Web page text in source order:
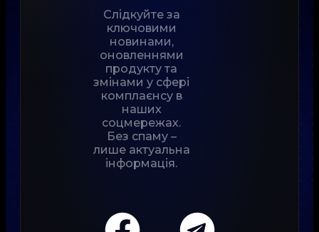
Слідкуйте за
ключовими
новинами,
оновленнями
продукту та
змінами у сфері
комплаєнсу в
наших
соцмережах.
Без спаму –
лише актуальна
інформація.